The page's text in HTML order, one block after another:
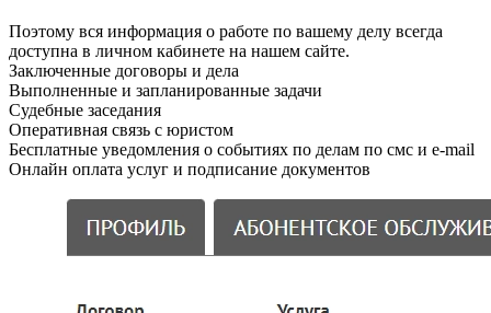
Поэтому вся информация о работе по вашему делу всегда
доступна в личном кабинете на нашем сайте.
Заключенные договоры и дела
Выполненные и запланированные задачи
Судебные заседания
Оперативная связь с юристом
Бесплатные уведомления о событиях по делам по смс и e-mail
Онлайн оплата услуг и подписание документов